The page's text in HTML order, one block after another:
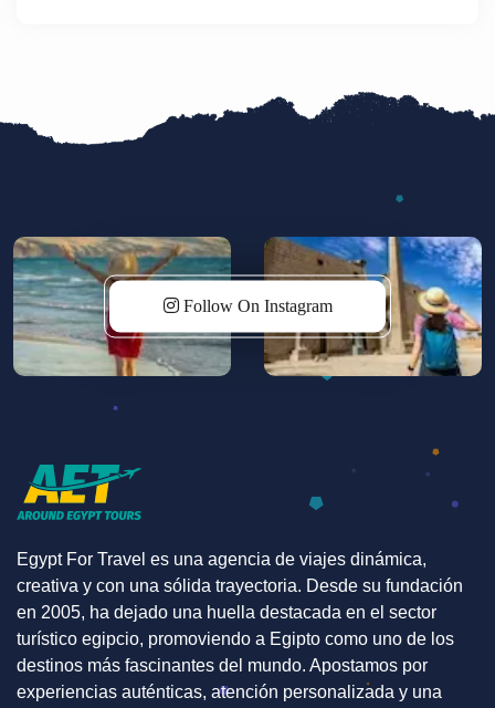
encanto. El tour incluye transporte en vehículo con
aire acondicionado, guía en español y tiempo para
explorar libremente. ¡Una experiencia cultural y
Follow On Instagram
Egypt For Travel es una agencia de viajes dinámica,
creativa y con una sólida trayectoria. Desde su fundación
en 2005, ha dejado una huella destacada en el sector
turístico egipcio, promoviendo a Egipto como uno de los
destinos más fascinantes del mundo. Apostamos por
experiencias auténticas, atención personalizada y una